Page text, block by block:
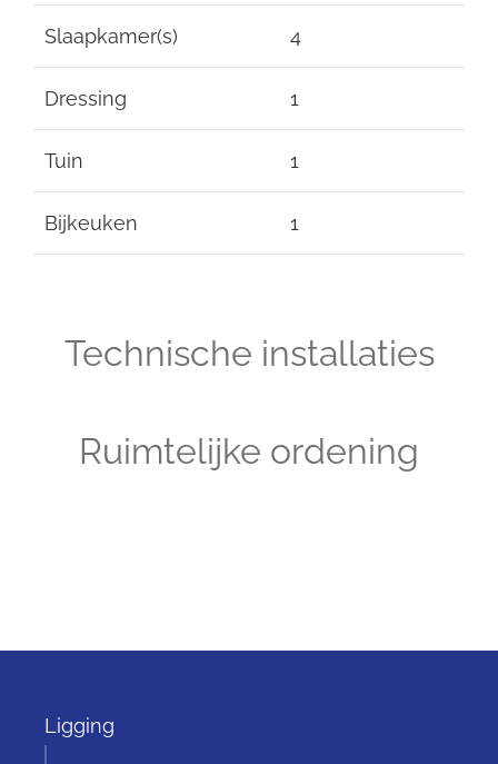
Technische installaties
Ruimtelijke ordening
Slaapkamer(s) 4
Dressing 1
Tuin 1
Bijkeuken 1
Ligging